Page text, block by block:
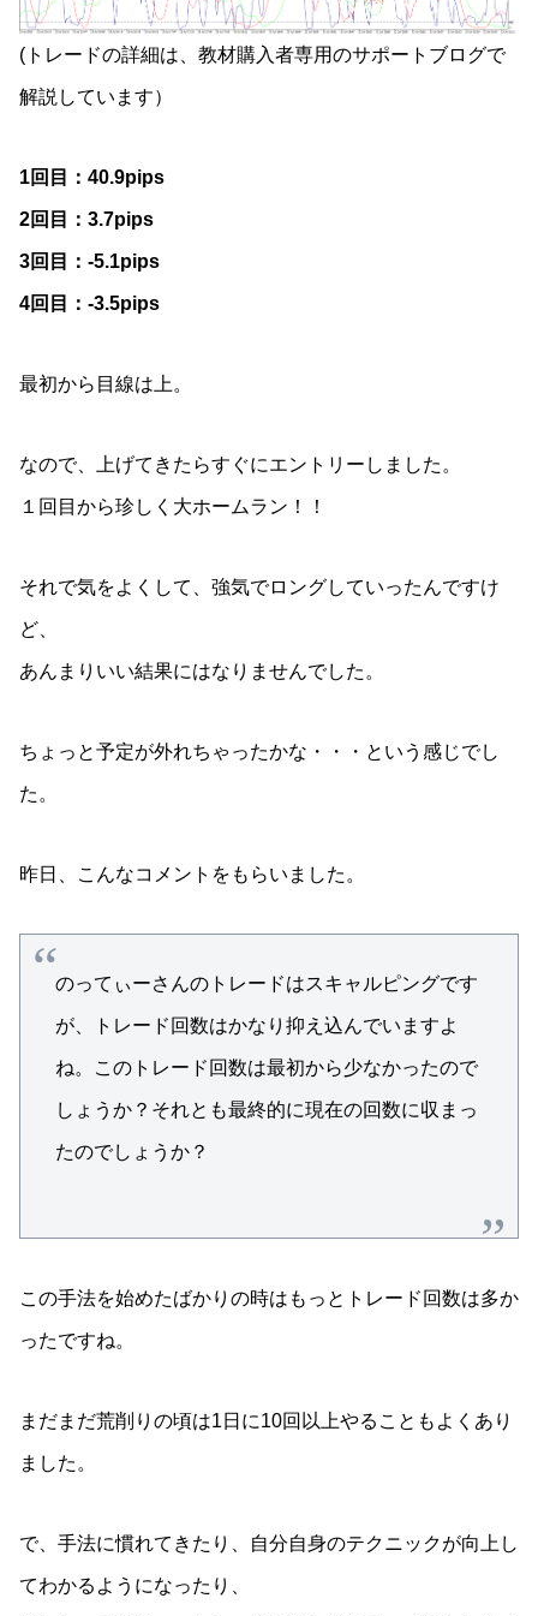
(トレードの詳細は、教材購入者専用のサポートブログで
解説しています）
1回目：40.9pips
2回目：3.7pips
3回目：-5.1pips
4回目：-3.5pips
最初から目線は上。
なので、上げてきたらすぐにエントリーしました。
１回目から珍しく大ホームラン！！
それで気をよくして、強気でロングしていったんですけ
ど、
あんまりいい結果にはなりませんでした。
ちょっと予定が外れちゃったかな・・・という感じでし
た。
昨日、こんなコメントをもらいました。
のってぃーさんのトレードはスキャルピングです
が、トレード回数はかなり抑え込んでいますよ
ね。このトレード回数は最初から少なかったので
しょうか？それとも最終的に現在の回数に収まっ
たのでしょうか？
この手法を始めたばかりの時はもっとトレード回数は多か
ったですね。
まだまだ荒削りの頃は1日に10回以上やることもよくあり
ました。
で、手法に慣れてきたり、自分自身のテクニックが向上し
てわかるようになったり、